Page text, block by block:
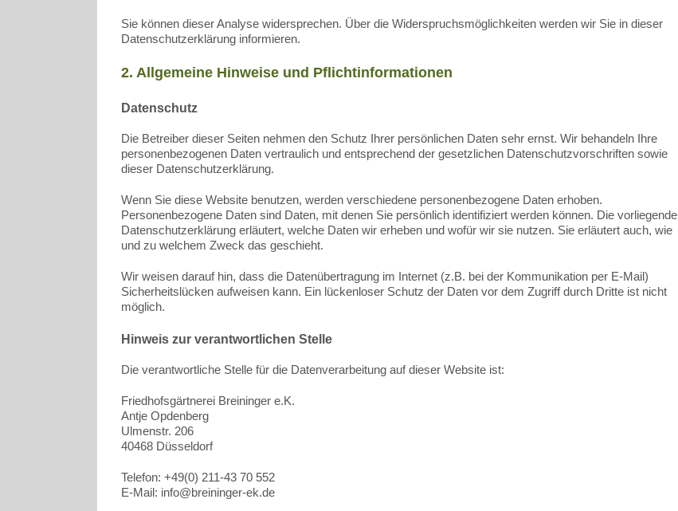
Sie können dieser Analyse widersprechen. Über die Widerspruchsmöglichkeiten werden wir Sie in dieser
Datenschutzerklärung informieren.
2. Allgemeine Hinweise und Pflichtinformationen
Datenschutz
Die Betreiber dieser Seiten nehmen den Schutz Ihrer persönlichen Daten sehr ernst. Wir behandeln Ihre
personenbezogenen Daten vertraulich und entsprechend der gesetzlichen Datenschutzvorschriften sowie
dieser Datenschutzerklärung.
Wenn Sie diese Website benutzen, werden verschiedene personenbezogene Daten erhoben.
Personenbezogene Daten sind Daten, mit denen Sie persönlich identifiziert werden können. Die vorliegende
Datenschutzerklärung erläutert, welche Daten wir erheben und wofür wir sie nutzen. Sie erläutert auch, wie
und zu welchem Zweck das geschieht.
Wir weisen darauf hin, dass die Datenübertragung im Internet (z.B. bei der Kommunikation per E-Mail)
Sicherheitslücken aufweisen kann. Ein lückenloser Schutz der Daten vor dem Zugriff durch Dritte ist nicht
möglich.
Hinweis zur verantwortlichen Stelle
Die verantwortliche Stelle für die Datenverarbeitung auf dieser Website ist:
Friedhofsgärtnerei Breininger e.K.
Antje Opdenberg
Ulmenstr. 206
40468 Düsseldorf
Telefon: +49(0) 211-43 70 552
E-Mail: info@breininger-ek.de